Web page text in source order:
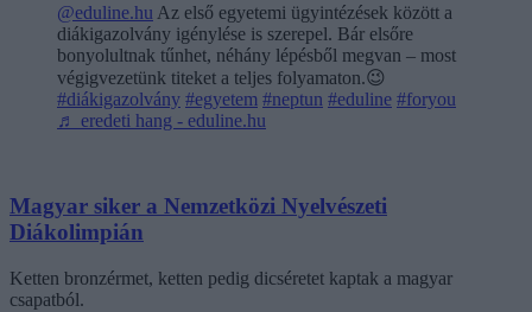
@eduline.hu Az első egyetemi ügyintézések között a
diákigazolvány igénylése is szerepel. Bár elsőre
bonyolultnak tűnhet, néhány lépésből megvan – most
végigvezetünk titeket a teljes folyamaton.😉
#diákigazolvány #egyetem #neptun #eduline #foryou
♬ eredeti hang - eduline.hu
Magyar siker a Nemzetközi Nyelvészeti
Diákolimpián
Ketten bronzérmet, ketten pedig dicséretet kaptak a magyar
csapatból.